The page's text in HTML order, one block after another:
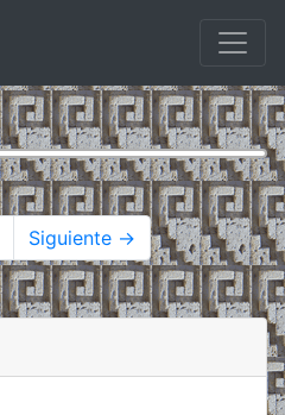
Siguiente →